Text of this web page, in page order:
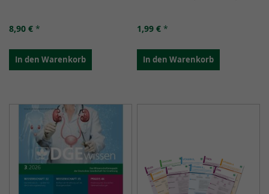
8,90 € *
In den Warenkorb
1,99 € *
In den Warenkorb